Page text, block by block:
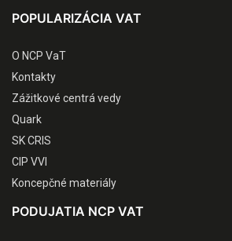
POPULARIZÁCIA VAT
O NCP VaT
Kontakty
Zážitkové centrá vedy
Quark
SK CRIS
CIP VVI
Koncepčné materiály
PODUJATIA NCP VAT